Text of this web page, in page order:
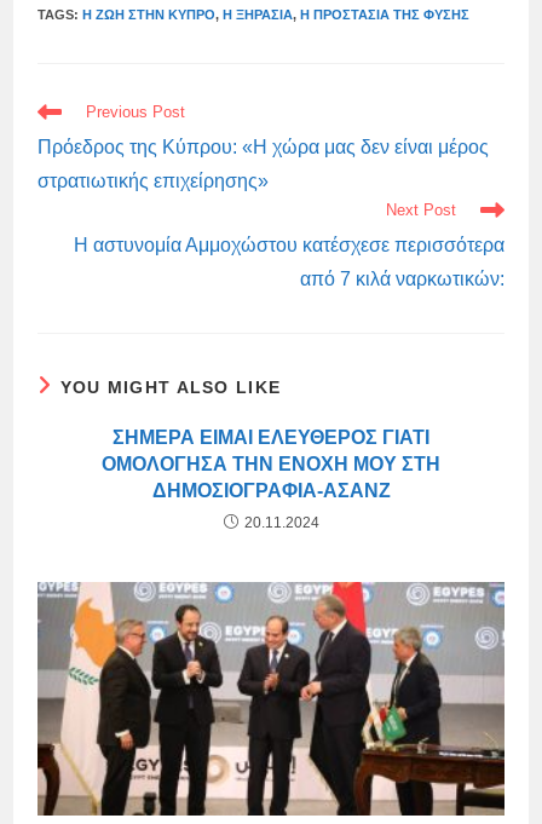
TAGS:Η ΖΩΉ ΣΤΗΝ ΚΎΠΡΟ, Η ΞΗΡΑΣΊΑ, Η ΠΡΟΣΤΑΣΊΑ ΤΗΣ ΦΎΣΗΣ
READ
MORE
ARTICLES
Previous Post
Πρόεδρος της Κύπρου: «Η χώρα μας δεν είναι μέρος
στρατιωτικής επιχείρησης»
Next Post
Η αστυνομία Αμμοχώστου κατέσχεσε περισσότερα
από 7 κιλά ναρκωτικών:
YOU MIGHT ALSO LIKE
ΣΉΜΕΡΑ ΕΊΜΑΙ ΕΛΕΎΘΕΡΟΣ ΓΙΑΤΊ
ΟΜΟΛΌΓΗΣΑ ΤΗΝ ΕΝΟΧΉ ΜΟΥ ΣΤΗ
ΔΗΜΟΣΙΟΓΡΑΦΊΑ-ΑΣΆΝΖ
20.11.2024